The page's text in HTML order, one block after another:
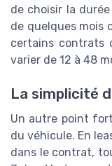
de choisir la
de quelques mois
certains contrats
varier de 12 à 48
La simplicité
Un autre point
du véhicule. En
dans le contrat,